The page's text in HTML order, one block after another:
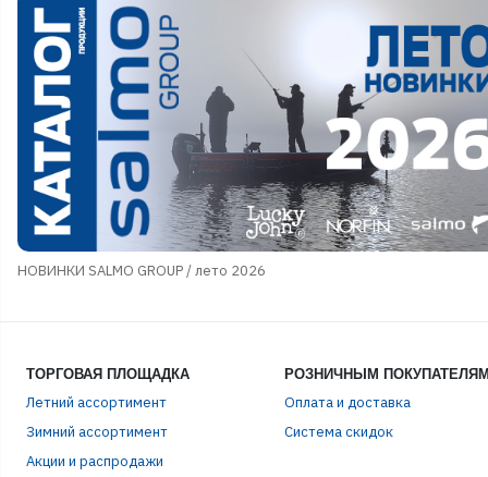
НОВИНКИ SALMO GROUP / лето 2026
ТОРГОВАЯ ПЛОЩАДКА
Летний ассортимент
Зимний ассортимент
Акции и распродажи
РОЗНИЧНЫМ
Оплата и доставка
Система скидок